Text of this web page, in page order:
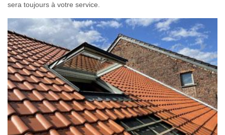
sera toujours à votre service.